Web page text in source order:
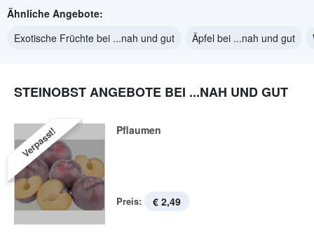
Ähnliche Angebote:
Exotische Früchte bei ...nah und gut
Äpfel bei ...nah und gut
STEINOBST ANGEBOTE BEI ...NAH UND GUT
Verpasst! Pflaumen
Preis: € 2,49